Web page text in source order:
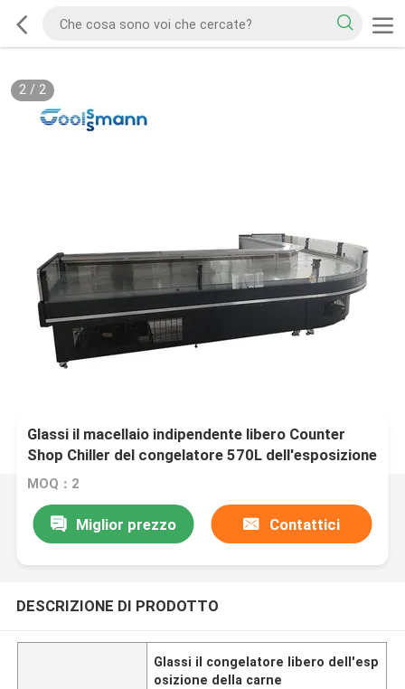
2/ 2
Glassi il macellaio indipendente libero Counter
Shop Chiller del congelatore 570L dell'esposizione
della carne
MOQ：2
Miglior prezzo Contattici
DESCRIZIONE DI PRODOTTO
Glassi il congelatore libero dell'esp
osizione della carne